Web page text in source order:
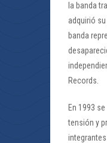
la banda
adquirió
banda
Records.
En 1993
tensión y